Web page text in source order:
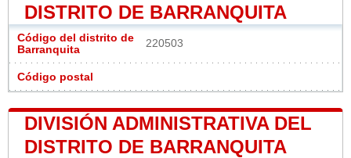
DISTRITO DE BARRANQUITA
Código del distrito de
Barranquita
220503
Código postal
DIVISIÓN ADMINISTRATIVA DEL
DISTRITO DE BARRANQUITA